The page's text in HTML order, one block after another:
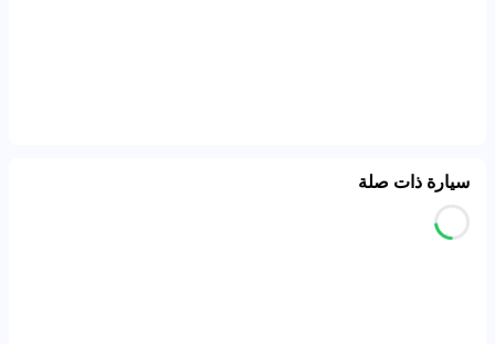
سيارة ذات صلة